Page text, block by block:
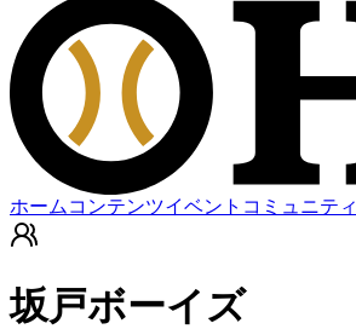
ホーム コンテンツイベント コミュニティ
坂戸ボーイズ